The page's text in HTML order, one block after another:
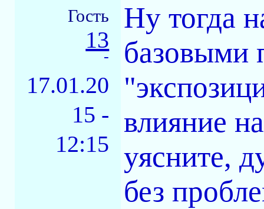
Гость
13
-
17.01.20
15 -
12:15
Ну тогда
базовыми
влияние
уясните,
без